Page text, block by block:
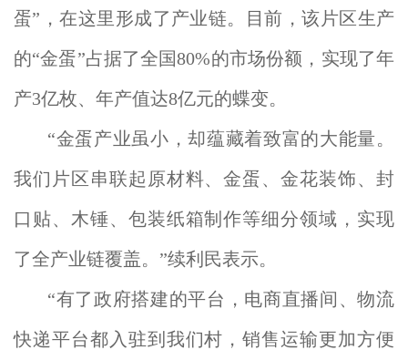
蛋”，在这里形成了产业链。目前，该片区生产
的“金蛋”占据了全国80%的市场份额，实现了年
产3亿枚、年产值达8亿元的蝶变。
“金蛋产业虽小，却蕴藏着致富的大能量。
我们片区串联起原材料、金蛋、金花装饰、封
口贴、木锤、包装纸箱制作等细分领域，实现
了全产业链覆盖。”续利民表示。
“有了政府搭建的平台，电商直播间、物流
快递平台都入驻到我们村，销售运输更加方便